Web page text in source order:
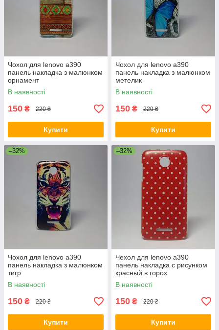
Чохол для lenovo a390
панель накладка з малюнком
орнамент
В наявності
150 ₴ 220 ₴
Купити
Чохол для lenovo a390
панель накладка з малюнком
метелик
В наявності
150 ₴ 220 ₴
Купити
–32%
Чохол для lenovo a390
панель накладка з малюнком
тигр
В наявності
150 ₴ 220 ₴
Купити
–32%
Чехол для lenovo a390
панель накладка с рисунком
красный в горох
В наявності
150 ₴ 220 ₴
Купити